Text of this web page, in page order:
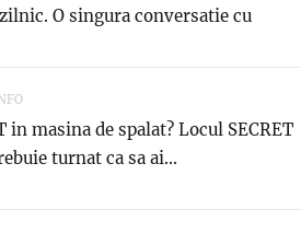
O singura conversatie cu
in masina de spalat? Locul SECRET
turnat ca sa ai...